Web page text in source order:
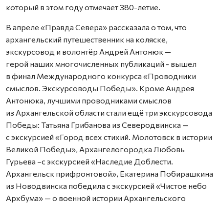
который в этом году отмечает 380-летие.
В апреле «Правда Севера» рассказала о том, что
архангельский путешественник на коляске,
экскурсовод и волонтёр Андрей Антонюк —
герой наших многочисленных публикаций - вышел
в финал Международного конкурса «Проводники
смыслов. Экскурсоводы Победы». Кроме Андрея
Антонюка, лучшими проводниками смыслов
из Архангельской области стали ещё три экскурсовода
Победы: Татьяна Грибанова из Северодвинска —
с экскурсией «Город всех стихий. Молотовск в истории
Великой Победы», Архангелогородка Любовь
Гурьева –с экскурсией «Наследие Доблести.
Архангельск прифронтовой», Екатерина Побирашкина
из Новодвинска победила с экскурсией «Чистое небо
Архбума» — о военной истории Архангельского